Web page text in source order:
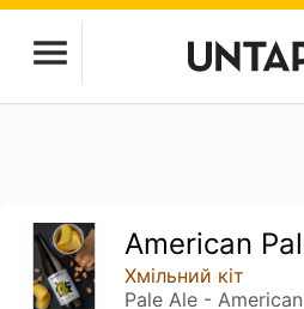
American
Хмільний кіт
Pale Ale - American